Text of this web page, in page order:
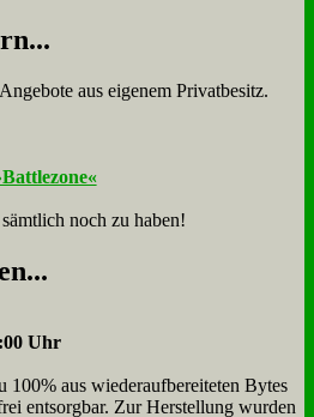
aus eigenem Privatbesitz.
noch zu haben!
Uhr
100% aus wie­der­auf­bereite­ten Bytes
ent­sorg­bar. Zur Herstellung wurden